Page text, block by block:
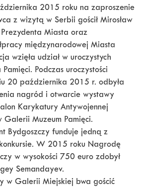
2015 roku na zaproszenie
z wizytą w Serbii gościł Mirosław
Prezydenta Miasta oraz
międzynarodowej Miasta
wzięła udział w uroczystych
Podczas uroczystości
20 października 2015 r. odbyła
nagród i otwarcie wystawy
Karykatury Antywojennej
Muzeum Pamięci.
Bydgoszczy funduje jedną z
W 2015 roku Nagrodę
w wysokości 750 euro zdobył
Semandayev.
w Galerii Miejskiej bwa gościć